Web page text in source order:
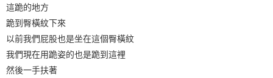
這跪的地方
跪到臀橫紋下來
以前我們屁股也是坐在這個臀橫紋
我們現在用跪姿的也是跪到這裡
然後一手扶著